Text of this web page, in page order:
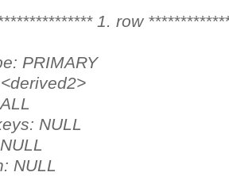
1. row
PRIMARY
NULL
NULL